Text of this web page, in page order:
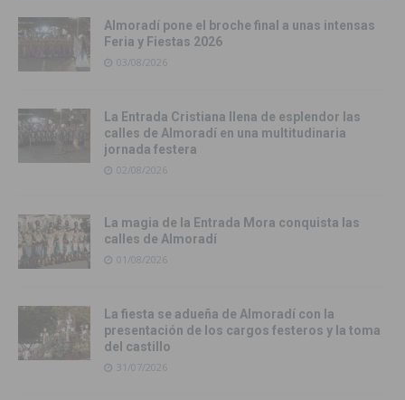
Almoradí pone el broche final a unas intensas
Feria y Fiestas 2026
03/08/2026
La Entrada Cristiana llena de esplendor las
calles de Almoradí en una multitudinaria
jornada festera
02/08/2026
La magia de la Entrada Mora conquista las
calles de Almoradí
01/08/2026
La fiesta se adueña de Almoradí con la
presentación de los cargos festeros y la toma
del castillo
31/07/2026